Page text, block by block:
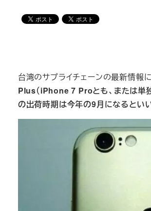
台湾のサプライチェーンの最新情報
Plus（iPhone 7 Proとも、または単
の出荷時期は今年の9月になるとい